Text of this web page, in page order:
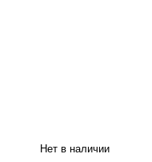
Нет в наличии